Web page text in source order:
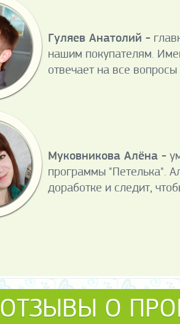
Гуляев Анатолий -
нашим покупателям.
отвечает на все
Муковникова Алёна -
программы "Петелька".
доработке и следит,
ОТЗЫВЫ О